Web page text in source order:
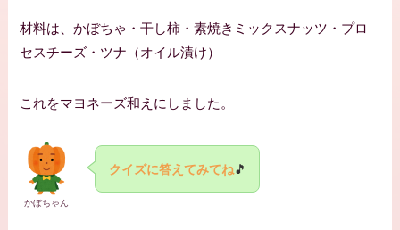
材料は、かぼちゃ・干し柿・素焼きミックスナッツ・プロ
セスチーズ・ツナ（オイル漬け）
これをマヨネーズ和えにしました。
かぼちゃん
クイズに答えてみてね🎵